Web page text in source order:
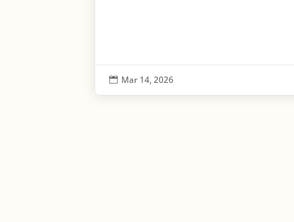
 Mar 14, 2026